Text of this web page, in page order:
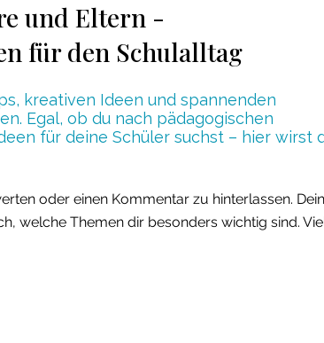
und Eltern -
für den Schulalltag
kreativen Ideen und spannenden
Egal, ob du nach pädagogischen
für deine Schüler suchst – hier wirst
oder einen Kommentar zu hinterlassen. Dein
welche Themen dir besonders wichtig sind.